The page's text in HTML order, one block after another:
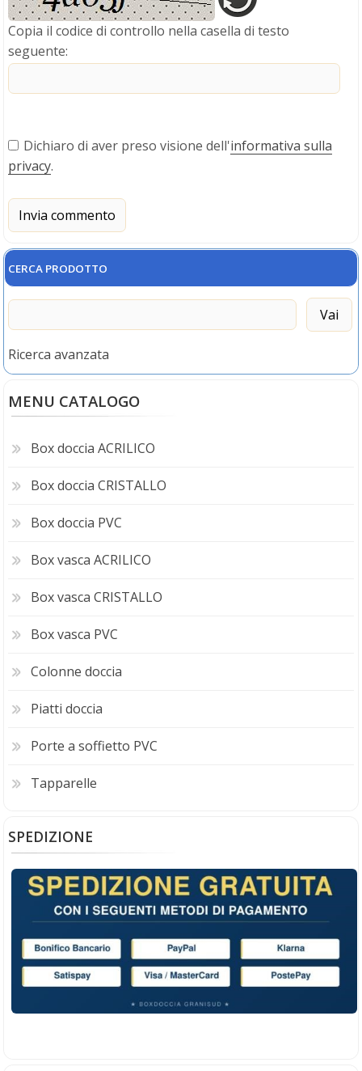
CERCA PRODOTTO
Ricerca avanzata
MENU CATALOGO
Box doccia ACRILICO
Box doccia CRISTALLO
Box doccia PVC
Box vasca ACRILICO
Box vasca CRISTALLO
Box vasca PVC
Colonne doccia
Piatti doccia
Porte a soffietto PVC
Tapparelle
SPEDIZIONE
Copia il codice di controllo nella casella di testo
seguente:
Dichiaro di aver preso visione dell'informativa sulla
privacy.